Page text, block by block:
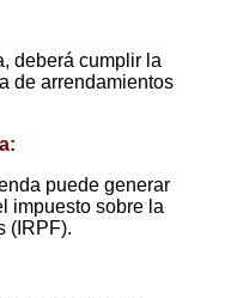
deberá cumplir la
de arrendamientos
puede generar
impuesto sobre la
(IRPF).